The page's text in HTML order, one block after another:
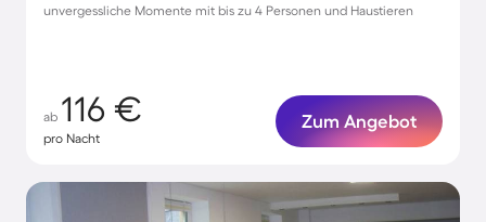
unvergessliche Momente mit bis zu 4 Personen und Haustieren
ab 116 €
pro Nacht
Zum Angebot